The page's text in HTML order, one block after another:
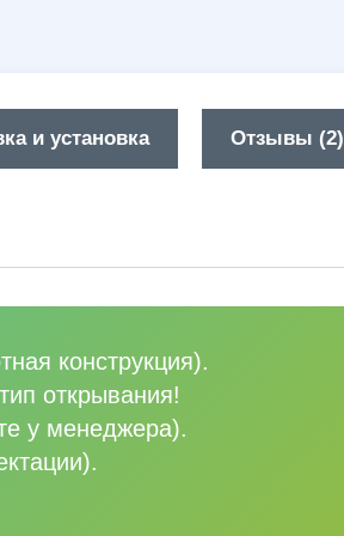
и установка Отзывы (2)
конструкция).
открывания!
у менеджера).